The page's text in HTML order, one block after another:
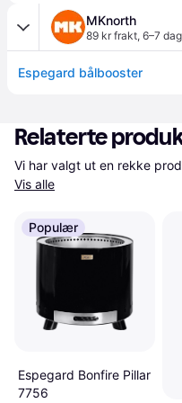
MKnorth
89 kr frakt, 6–7
Espegard bålbooster
Relaterte
Vis alle
Populær
Espegard Bonfire Pillar
7756